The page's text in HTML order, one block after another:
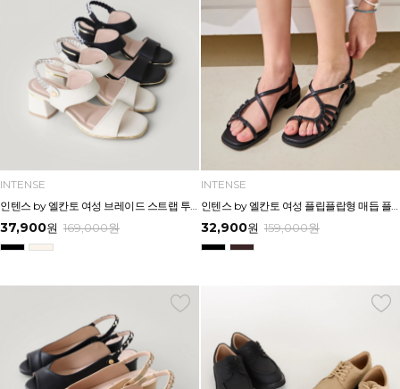
INTENSE
37,900원 169,000원
INTENSE
32,900원 159,000원